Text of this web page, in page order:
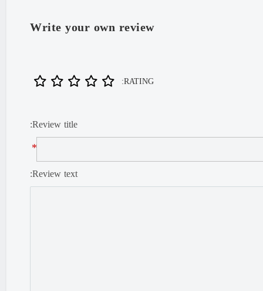
Write your own review
RATING:
Review title:
*
Review text: